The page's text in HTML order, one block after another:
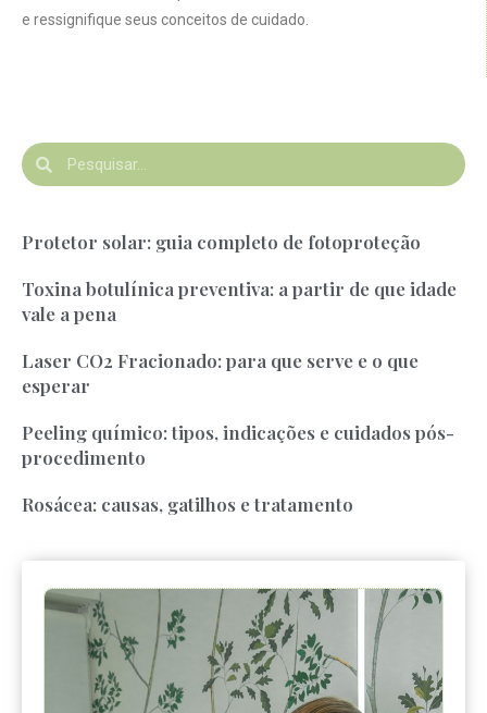
e ressignifique seus conceitos de cuidado.
Protetor solar: guia completo de fotoproteção
Toxina botulínica preventiva: a partir de que idade
vale a pena
Laser CO2 Fracionado: para que serve e o que
esperar
Peeling químico: tipos, indicações e cuidados pós-
procedimento
Rosácea: causas, gatilhos e tratamento